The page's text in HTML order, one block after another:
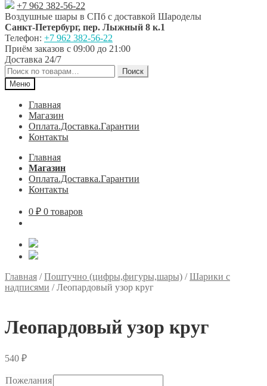
+7 962 382-56-22
Воздушные шары в СПб с доставкой Шароделы
Санкт-Петербург, пер. Лыжный 8 к.1
Телефон: +7 962 382-56-22
Приём заказов с 09:00 до 21:00
Доставка 24/7
Искать:
Поиск
Меню
Главная
Магазин
Оплата.Доставка.Гарантии
Контакты
Главная
Магазин
Оплата.Доставка.Гарантии
Контакты
0 ₽ 0 товаров
Главная /Поштучно (цифры,фигуры,шары) /Шарики с
надписями /Леопардовый узор круг
Леопардовый узор круг
540 ₽
Пожелания